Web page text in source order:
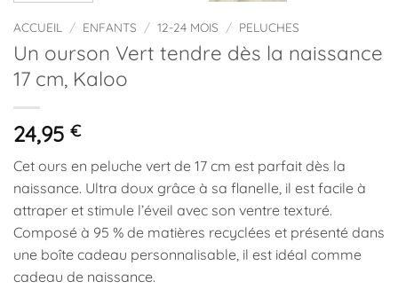
ACCUEIL / ENFANTS / 12-24 MOIS / PELUCHES
Un ourson Vert tendre dès la naissance
17 cm, Kaloo
24,95 €
Cet ours en peluche vert de 17 cm est parfait dès la
naissance. Ultra doux grâce à sa flanelle, il est facile à
attraper et stimule l’éveil avec son ventre texturé.
Composé à 95 % de matières recyclées et présenté dans
une boîte cadeau personnalisable, il est idéal comme
cadeau de naissance.